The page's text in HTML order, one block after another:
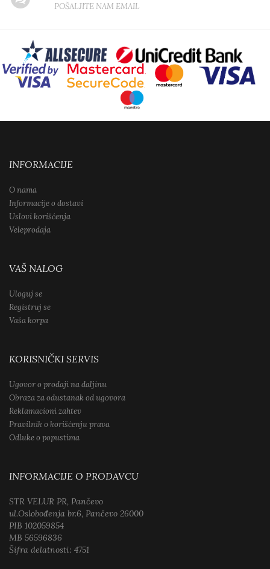
POŠALJITE NAM EMAIL
INFORMACIJE
O nama
Informacije o dostavi
Uslovi korišćenja
Veleprodaja
VAŠ NALOG
Uloguj se
Registruj se
Vaša korpa
KORISNIČKI SERVIS
Ugovor o prodaji na daljinu
Obraza za odustanak od ugovora
Reklamacioni zahtev
Pravilnik o korišćenju prava
Odluke o popustima
INFORMACIJE O PRODAVCU
STR VELUR PR, Pančevo
ul.Oslobođenja br.6, Pančevo 26000
PIB 102059854
MB 56596836
Šifra delatnosti: 4751